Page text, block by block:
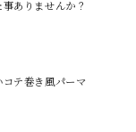
ありませんか？
テ巻き風パーマ